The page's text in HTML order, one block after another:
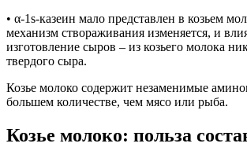
• α-1s-казеин мало представлен в козьем
механизм створаживания изменяется, и
изготовление сыров – из козьего молока
твердого сыра.
Козье молоко содержит незаменимые
большем количестве, чем мясо или рыба.
Козье молоко: польза